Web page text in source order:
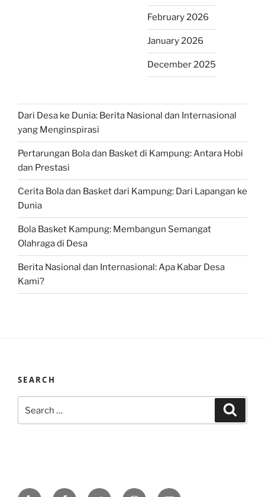
February 2026
January 2026
December 2025
Dari Desa ke Dunia: Berita Nasional dan Internasional
yang Menginspirasi
Pertarungan Bola dan Basket di Kampung: Antara Hobi
dan Prestasi
Cerita Bola dan Basket dari Kampung: Dari Lapangan ke
Dunia
Bola Basket Kampung: Membangun Semangat
Olahraga di Desa
Berita Nasional dan Internasional: Apa Kabar Desa
Kami?
SEARCH
for: